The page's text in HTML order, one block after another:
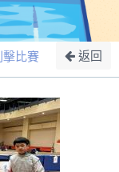
比賽 返回